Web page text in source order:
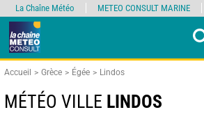
Accueil Grèce Égée Lindos
MÉTÉO VILLE LINDOS
La Chaîne Météo METEO CONSULT MARINE